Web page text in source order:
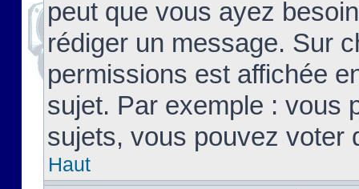
peut que vous ayez
rédiger un message. Sur
permissions est affichée
sujet. Par exemple : vous
sujets, vous pouvez voter
Haut